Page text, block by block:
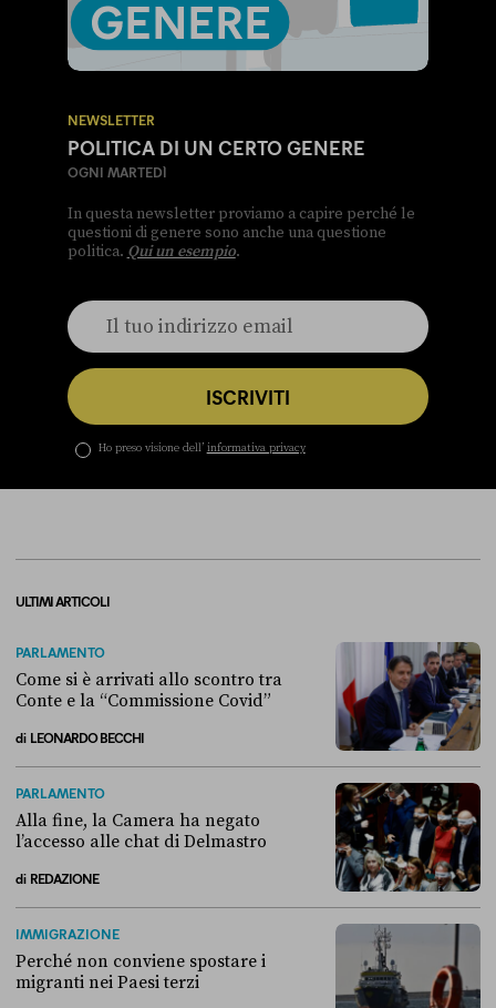
NEWSLETTER
POLITICA DI UN CERTO GENERE
OGNI MARTEDÌ
In questa newsletter proviamo a capire perché le
questioni di genere sono anche una questione
politica. Qui un esempio.
ISCRIVITI
Ho preso visione dell’ informativa privacy
ULTIMI ARTICOLI
PARLAMENTO
Come si è arrivati allo scontro tra
Conte e la “Commissione Covid”
di LEONARDO BECCHI
PARLAMENTO
Alla fine, la Camera ha negato
l’accesso alle chat di Delmastro
di REDAZIONE
IMMIGRAZIONE
Perché non conviene spostare i
migranti nei Paesi terzi